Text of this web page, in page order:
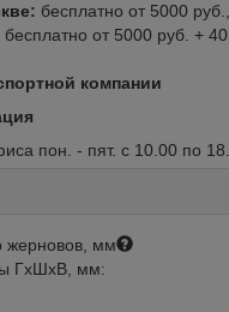
бесплатно от 5000
бесплатно от 5000 руб. +
компании
пон. - пят. с 10.00 по
жерновов, мм
ГхШхВ, мм: